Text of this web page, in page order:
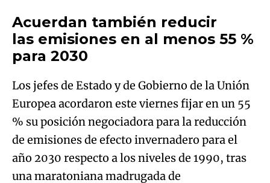
Acuerdan también reducir
las emisiones en al menos 55 %
para 2030
Los jefes de Estado y de Gobierno de la Unión
Europea acordaron este viernes fijar en un 55
% su posición negociadora para la reducción
de emisiones de efecto invernadero para el
año 2030 respecto a los niveles de 1990, tras
una maratoniana madrugada de